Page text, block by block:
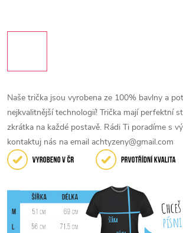
Naše trička jsou vyrobena ze 100% bavlny a
nejkvalitnější technologií! Trička mají perfektní
zkrátka na každé postavě. Rádi Ti poradíme s
kontaktuj nás na email achtyzeny@gmail.com